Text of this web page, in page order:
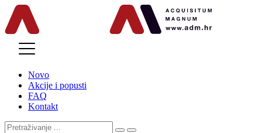
Novo
Akcije i popusti
FAQ
Kontakt